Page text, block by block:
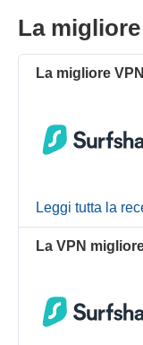
La
La migliore
Leggi tutta la
La VPN